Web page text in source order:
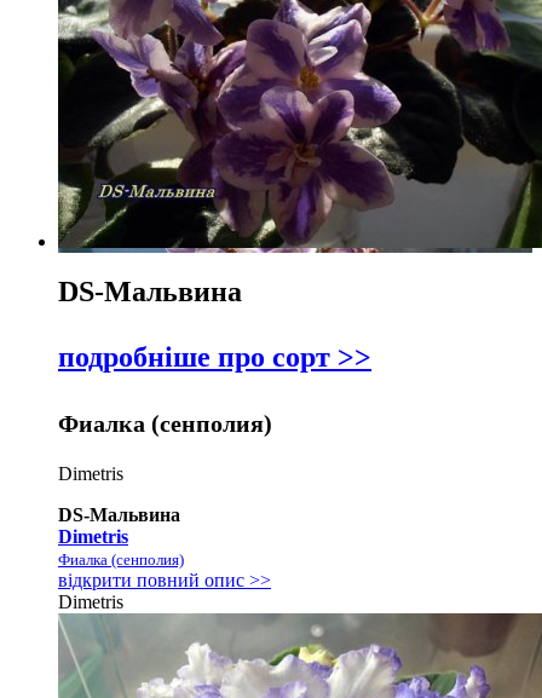
DS-Мальвина
подробніше про сорт >>
Фиалка (сенполия)
Dimetris
DS-Мальвина
Dimetris
Фиалка (сенполия)
відкрити повний опис >>
Dimetris